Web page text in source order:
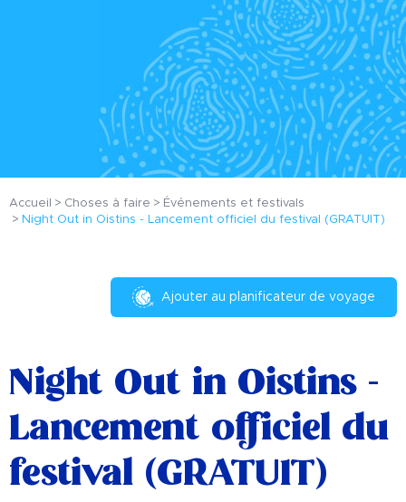
Accueil Choses à faire
Événements et festivals
Night Out in Oistins - Lancement officiel du festival (GRATUIT)
Ajouter au planificateur de voyage
Night Out in Oistins -
Lancement officiel du
festival (GRATUIT)